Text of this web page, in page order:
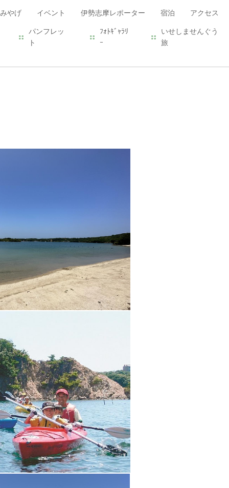
やげ イベント 伊勢志摩レポーター 宿泊 アクセス
パンフレッ
ト
ﾌｫﾄｷﾞｬﾗﾘ
ｰ
いせしませんぐう
旅